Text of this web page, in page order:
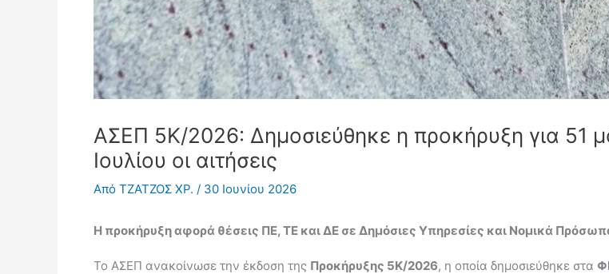
ΑΣΕΠ 5Κ/2026: Δημοσιεύθηκε η προκήρυξη για 51
Ιουλίου οι αιτήσεις
Από ΤΖΑΤΖΟΣ ΧΡ. / 30 Ιουνίου 2026
Η προκήρυξη αφορά θέσεις ΠΕ, ΤΕ και ΔΕ σε Δημόσιες Υπηρεσίες και Νομικά
Το ΑΣΕΠ ανακοίνωσε την έκδοση της Προκήρυξης 5Κ/2026, η οποία δημοσιεύθηκε στα